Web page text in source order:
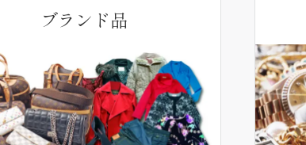
ブランド品